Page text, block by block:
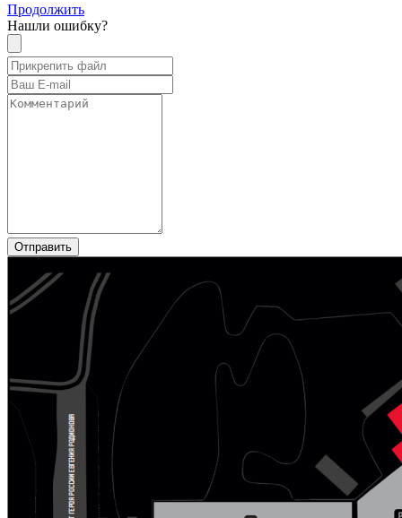
Продолжить
Нашли ошибку?